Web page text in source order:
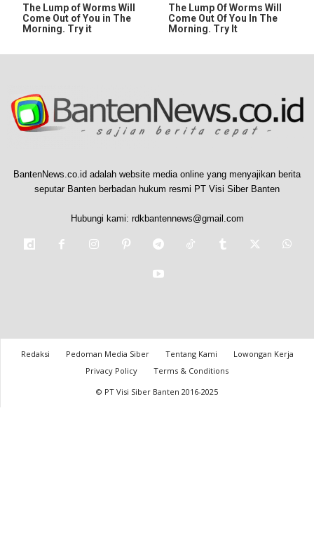
The Lump of Worms Will
Come Out of You in The
Morning. Try it
The Lump Of Worms Will
Come Out Of You In The
Morning. Try It
BantenNews.co.id adalah website media online yang menyajikan berita
seputar Banten berbadan hukum resmi PT Visi Siber Banten
Hubungi kami: rdkbantennews@gmail.com
Redaksi Pedoman Media Siber Tentang Kami
Lowongan Kerja
Privacy Policy
Terms & Conditions
© PT Visi Siber Banten 2016-2025